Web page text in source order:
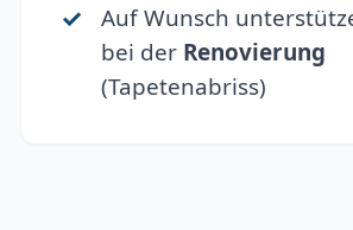
Auf Wunsch
bei der Renovierung
(Tapetenabriss)